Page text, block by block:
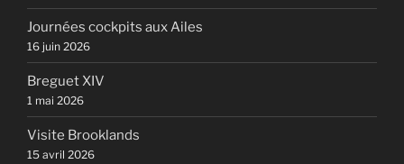
Journées cockpits aux Ailes
16 juin 2026
Breguet XIV
1 mai 2026
Visite Brooklands
15 avril 2026